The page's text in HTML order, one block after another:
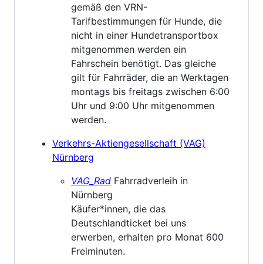
gemäß den VRN-
Tarifbestimmungen für Hunde, die
nicht in einer Hundetransportbox
mitgenommen werden ein
Fahrschein benötigt. Das gleiche
gilt für Fahrräder, die an Werktagen
montags bis freitags zwischen 6:00
Uhr und 9:00 Uhr mitgenommen
werden.
Verkehrs-Aktiengesellschaft (VAG)
Nürnberg
VAG_Rad Fahrradverleih in
Nürnberg
Käufer*innen, die das
Deutschlandticket bei uns
erwerben, erhalten pro Monat 600
Freiminuten.